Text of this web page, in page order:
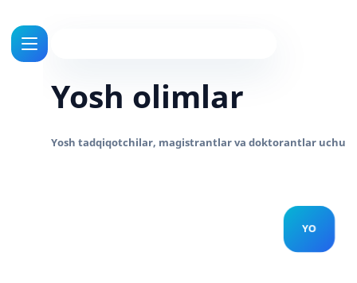
Yosh olimlar